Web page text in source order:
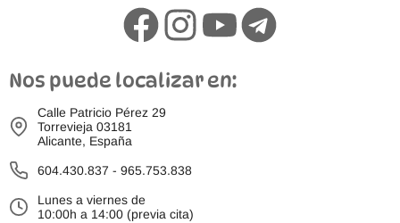
Nos puede localizar en:
Calle Patricio Pérez 29
Torrevieja 03181
Alicante, España
604.430.837 - 965.753.838
Lunes a viernes de
10:00h a 14:00 (previa cita)